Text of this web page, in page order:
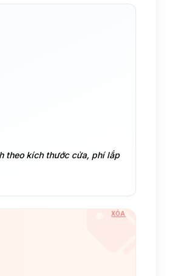
theo kích thước cửa, phí lắp
XÓA